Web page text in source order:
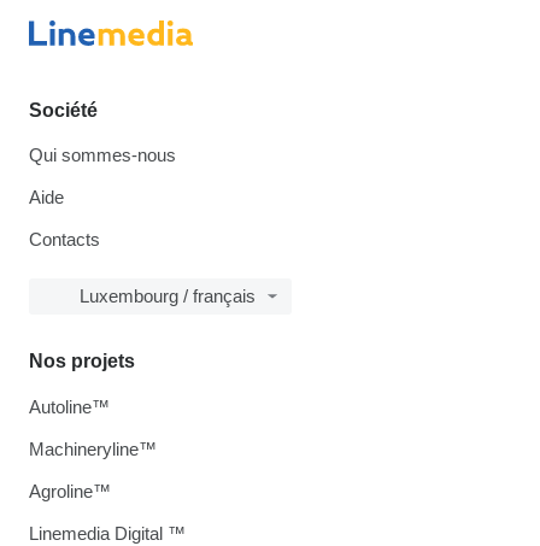
Société
Qui sommes-nous
Aide
Contacts
Luxembourg / français
Nos projets
Autoline™
Machineryline™
Agroline™
Linemedia Digital ™